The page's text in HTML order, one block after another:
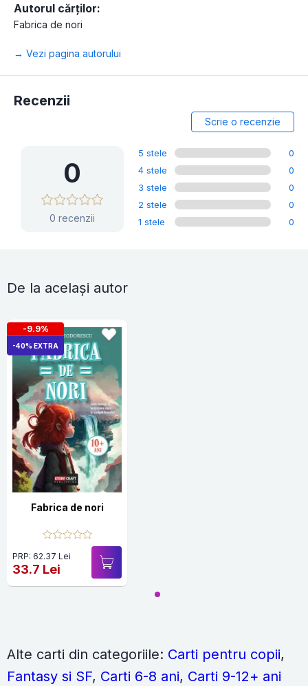
Autorul cărților:
Fabrica de nori
→ Vezi pagina autorului
Recenzii
Scrie o recenzie
0
0 recenzii
5 stele
0
4 stele
0
3 stele
0
2 stele
0
1 stele
0
De la același autor
-9.9%
-40% EXTRA
Fabrica de nori
PRP: 62.37 Lei
33.7 Lei
Alte carti din categoriile: Carti pentru copii,
Fantasy si SF, Carti 6-8 ani, Carti 9-12+ ani